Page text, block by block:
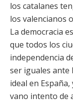
los catalanes
los valencianos
La democracia
que todos los
independencia
ser iguales ante
ideal en
vano intento de